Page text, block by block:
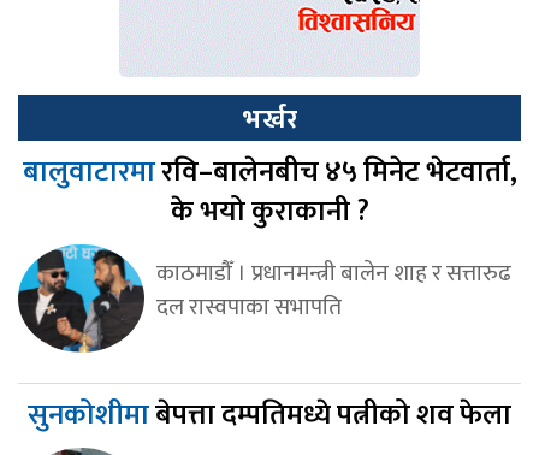
भर्खर
बालुवाटारमारवि–बालेनबीच ४५ मिनेट भेटवार्ता,
के भयो कुराकानी ?
काठमाडौँ । प्रधानमन्त्री बालेन शाह र सत्तारुढ
दल रास्वपाका सभापति
सुनकोशीमाबेपत्ता दम्पतिमध्ये पत्नीको शव फेला